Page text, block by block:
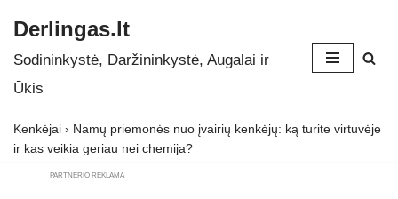
Skip
to
Derlingas.lt
Sodininkystė, Daržininkystė, Augalai ir
Ūkis
Kenkėjai › Namų priemonės nuo įvairių kenkėjų: ką turite virtuvėje
ir kas veikia geriau nei chemija?
PARTNERIO REKLAMA